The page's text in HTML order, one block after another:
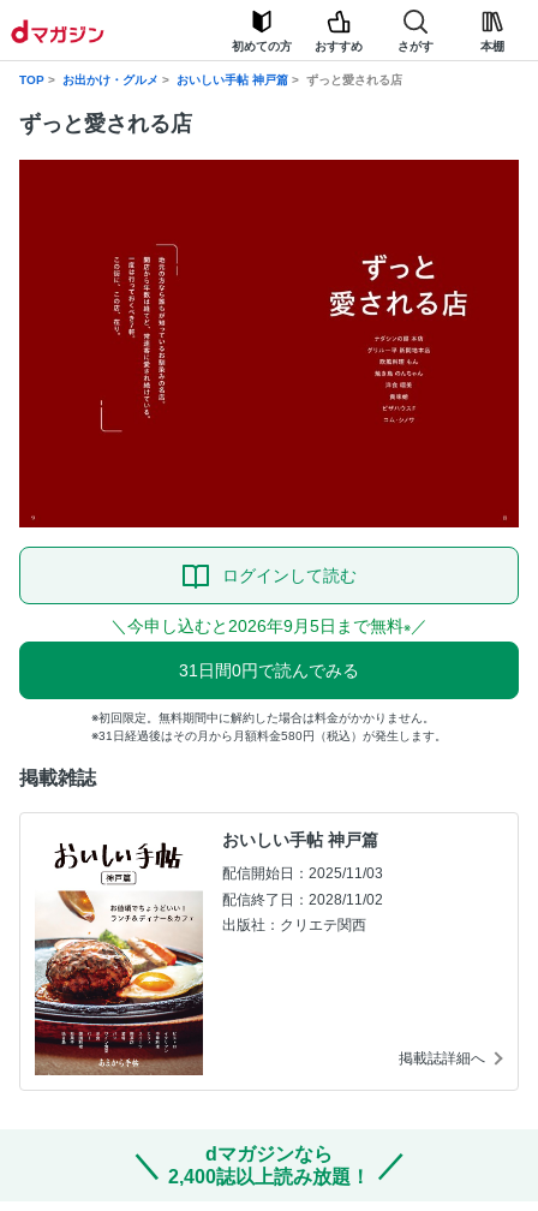
初めての方 おすすめ さがす 本棚
TOP お出かけ・グルメ おいしい手帖 神戸篇 ずっと愛される店
ずっと愛される店
ログインして読む
＼今申し込むと2026年9月5日まで無料※ ／
31日間0円で読んでみる
初回限定。無料期間中に解約した場合は料金がかかりません。
31日経過後はその月から月額料金580円（税込）が発生します。
掲載雑誌
おいしい手帖 神戸篇
配信開始日：2025/11/03
配信終了日：2028/11/02
出版社：クリエテ関西
掲載誌詳細へ
dマガジンなら
2,400誌以上読み放題！